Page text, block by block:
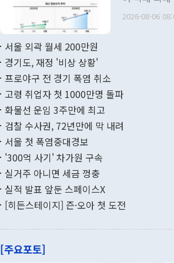
관의 무리한
다. [정동영 통일부 장관이 지난달 23일 오후 서울 종로구 정부서울청사에
무너졌다고
함께 4자 대
"우리의 선
관은 업무
료=한국은행] 한국은행이 6일 발표한 '2026년 6월 국제수지(잠정)'
며 월간 기
196.9% 급
수출은
기록했지만
로 전환됐다.
는 배당수입
2026-08-06
서울 외곽 월세 200만원
경기도, 재정 '비상 상황'
프로야구 전 경기 폭염 취소
고령 취업자 첫 1000만명 돌파
화물선 운임 3주만에 최고
검찰 수사권, 72년만에 막 내려
서울 첫 폭염중대경보
'300억 사기' 차가원 구속
실거주 아니면 세금 껑충
실적 발표 앞둔 스페이스X
[히든스테이지] 즌·오아 첫 도전
[주요포토]